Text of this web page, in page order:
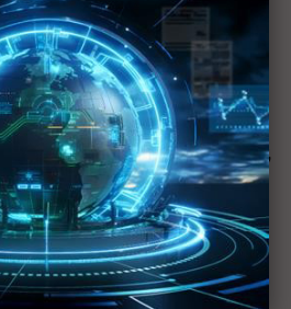
程師、SoC、製造技術等
檻。
年6月23日SK海力士已進
而據韓媒iNews24報導，此
6月24日~2026年7月6日
的人才，範圍從HBM設計
，涵蓋半導體各領域。